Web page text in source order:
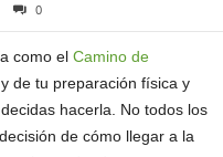
0
como el Camino de
de tu preparación física y
hacerla. No todos los
de cómo llegar a la